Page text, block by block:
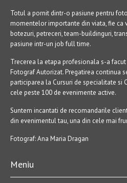
Totul a pornit dintr-o pasiune pentru
momentelor importante din viata, fie ca
botezuri, petreceri, team-buildinguri,
pasiune intr-un job full time.
Trecerea la etapa profesionala s-a
Fotograf Autorizat. Pregatirea continua
participarea la Cursuri de specialitate si
cele peste 100 de evenimente active.
Suntem incantati de recomandarile
din evenimentul tau, una din cele mai
Fotograf: Ana Maria Dragan
Meniu